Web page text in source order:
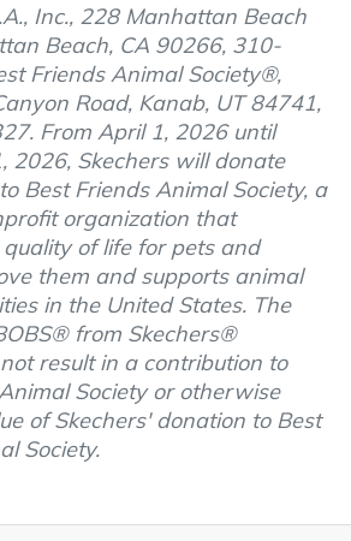
Inc., 228 Manhattan Beach
Beach, CA 90266, 310-
Friends Animal Society®,
Road, Kanab, UT 84741,
From April 1, 2026 until
2026, Skechers will donate
Best Friends Animal Society, a
organization that
of life for pets and
them and supports animal
in the United States. The
from Skechers®
result in a contribution to
Society or otherwise
of Skechers' donation to Best
Society.